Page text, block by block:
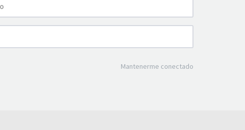
Mantenerme conectado